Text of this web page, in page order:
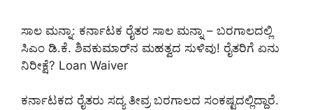
ಸಾಲ ಮನ್ನಾ: ಕರ್ನಾಟಕ ರೈತರ ಸಾಲ ಮನ್ನಾ – ಬರಗಾಲದಲ್ಲಿ
ಸಿಎಂ ಡಿ.ಕೆ. ಶಿವಕುಮಾರ್‌ನ ಮಹತ್ವದ ಸುಳಿವು! ರೈತರಿಗೆ ಏನು
ನಿರೀಕ್ಷೆ? Loan Waiver
ಕರ್ನಾಟಕದ ರೈತರು ಸದ್ಯ ತೀವ್ರ ಬರಗಾಲದ ಸಂಕಷ್ಟದಲ್ಲಿದ್ದಾರೆ.